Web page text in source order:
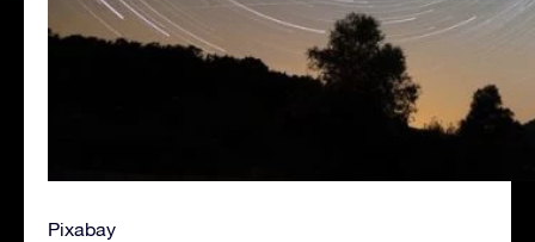
Pixabay